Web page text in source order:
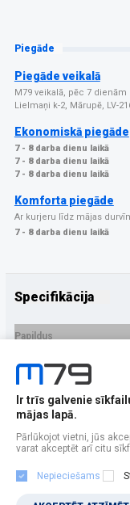
Piegāde
Piegāde veikalā
M79 veikalā, pēc 7 dienām
Lielmaņi k-2, Mārupē, LV-
Ekonomiskā piegāde
7 - 8 darba dienu laikā
7 - 8 darba dienu laikā
7 - 8 darba dienu laikā
Komforta piegāde
Ar kurjeru līdz mājas
7 - 8 darba dienu laikā
Specifikācija
Papildus
Ražotājs
PRECES APRAKSTS
EAN - 5903108622875
Ir trīs galvenie
mājas lapā.
Pārlūkojot vietni, jūs
varat akceptēt arī citu
Nepieciešams